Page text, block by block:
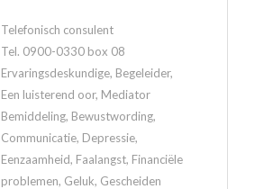
Telefonisch consulent
Tel. 0900-0330 box 08
Ervaringsdeskundige, Begeleider,
Een luisterend oor, Mediator
Bemiddeling, Bewustwording,
Communicatie, Depressie,
Eenzaamheid, Faalangst, Financiële
problemen, Geluk, Gescheiden